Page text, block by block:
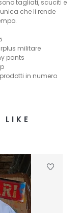
tagliati, scuciti e
che li rende
militare
pants
in numero